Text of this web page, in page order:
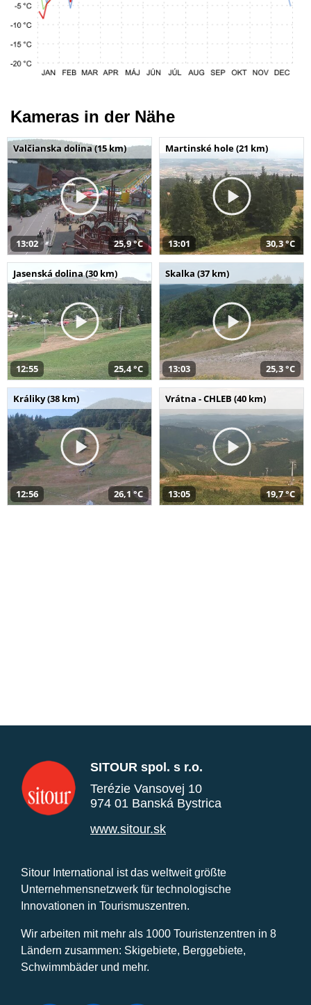
Kameras in der Nähe
Valčianska dolina (15 km)
13:02 25,9 °C
Martinské hole (21 km)
13:01 30,3 °C
Jasenská dolina (30 km)
12:55 25,4 °C
Skalka (37 km)
13:03 25,3 °C
Králiky (38 km)
12:56 26,1 °C
Vrátna - CHLEB (40 km)
13:05 19,7 °C
SITOUR spol. s r.o.
Terézie Vansovej 10
974 01 Banská Bystrica
www.sitour.sk
Sitour International ist das weltweit größte
Unternehmensnetzwerk für technologische
Innovationen in Tourismuszentren.
Wir arbeiten mit mehr als 1000 Touristenzentren in 8
Ländern zusammen: Skigebiete, Berggebiete,
Schwimmbäder und mehr.